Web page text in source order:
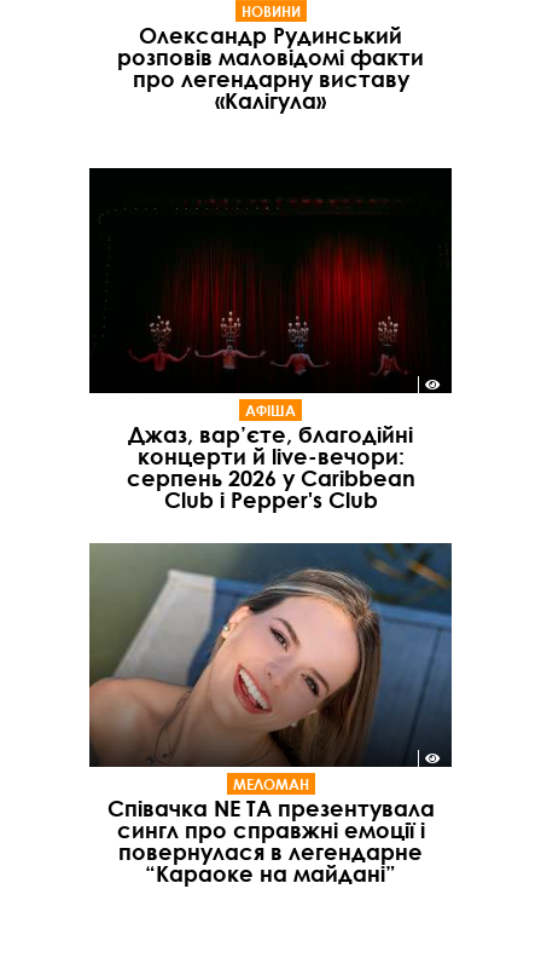
НОВИНИ
Олександр Рудинський
розповів маловідомі факти
про легендарну виставу
«Калігула»
АФІША
Джаз, вар’єте, благодійні
концерти й live-вечори:
серпень 2026 у Caribbean
Club і Pepper's Club
МЕЛОМАН
Співачка NE TA презентувала
сингл про справжні емоції і
повернулася в легендарне
“Караоке на майдані”